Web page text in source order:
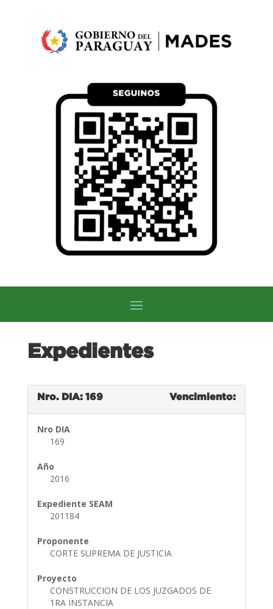
Expedientes
Nro. DIA: 169 Vencimiento:
Nro DIA
169
Año
2016
Expediente SEAM
201184
Proponente
CORTE SUPREMA DE JUSTICIA
Proyecto
CONSTRUCCION DE LOS JUZGADOS DE
1RA INSTANCIA